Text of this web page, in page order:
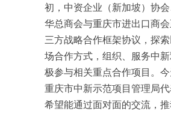
初，中资企业（新加坡）协
华总商会与重庆市进出口商
三方战略合作框架协议，探
场合作方式，组织、服务中
极参与相关重点合作项目。
重庆市中新示范项目管理局代
希望能通过面对面的交流，